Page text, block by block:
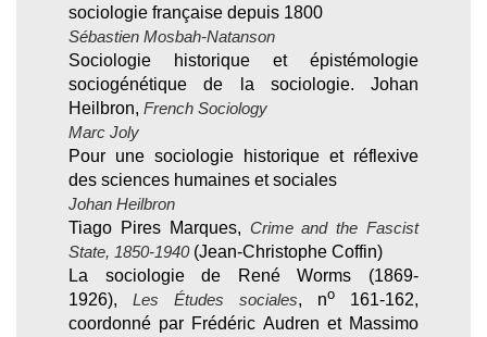
sociologie française depuis 1800
Sébastien Mosbah-Natanson
Sociologie historique et épistémologie
sociogénétique de la sociologie. Johan
Heilbron, French Sociology
Marc Joly
Pour une sociologie historique et réflexive
des sciences humaines et sociales
Johan Heilbron
Tiago Pires Marques, Crime and the Fascist
State, 1850-1940(Jean-Christophe Coffin)
La sociologie de René Worms (1869-
1926), Les Études sociales, no 161-162,
coordonné par Frédéric Audren et Massimo